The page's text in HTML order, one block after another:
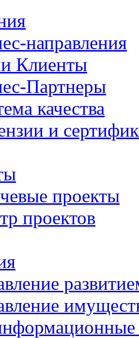
направления
Клиенты
Партнеры
качества
и
проекты
проектов